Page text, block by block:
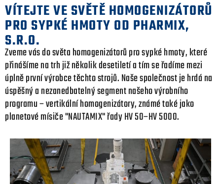
VÍTEJTE VE SVĚTĚ HOMOGENIZÁTORŮ
PRO SYPKÉ HMOTY OD PHARMIX,
S.R.O.
Zveme vás do světa homogenizátorů pro sypké hmoty, které
přinášíme na trh již několik desetiletí a tím se řadíme mezi
úplně první výrobce těchto strojů. Naše společnost je hrdá na
úspěšný a nezanedbatelný segment našeho výrobního
programu – vertikální homogenizátory, známé také jako
planetové mísiče "NAUTAMIX" řady HV 50–HV 5000.